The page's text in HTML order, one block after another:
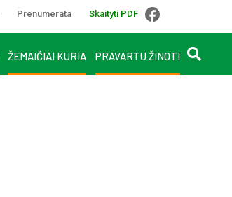
Prenumerata Skaityti PDF
ŽEMAIČIAI KURIA PRAVARTU ŽINOTI